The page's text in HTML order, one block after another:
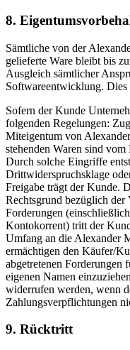
8.
Sämtliche von der
gelieferte Ware bleibt bis
Ausgleich sämtlicher
Softwareentwicklung.
Sofern der Kunde
folgenden Regelungen:
Miteigentum von
stehenden Waren sind
Durch solche Eingriffe
Drittwiderspruchsklage
Freigabe trägt der Kunde.
Rechtsgrund bezüglich der
Forderungen
Kontokorrent) tritt der
Umfang an die Alexander
ermächtigen den Käufer/
abgetretenen Forderungen
eigenen Namen
widerrufen werden, wenn
Zahlungsverpflichtungen
9. Rücktritt